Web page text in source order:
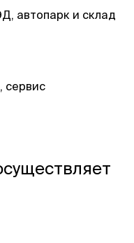
автопарк и склад
сервис